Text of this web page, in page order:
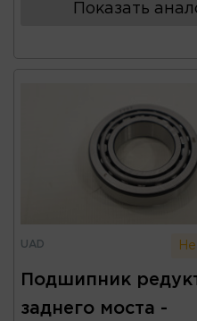
Показать
UAD
Подшипник
заднего моста -